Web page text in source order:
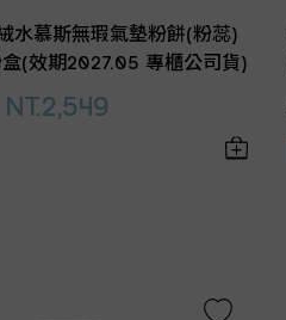
水慕斯無瑕氣墊粉餅(粉蕊)
(效期2027.05 專櫃公司貨)
NT.2,549